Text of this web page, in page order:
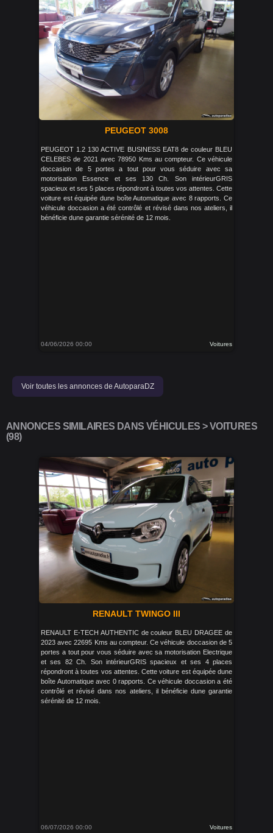
PEUGEOT 3008
PEUGEOT 1.2 130 ACTIVE BUSINESS EAT8 de couleur BLEU
CELEBES de 2021 avec 78950 Kms au compteur. Ce véhicule
doccasion de 5 portes a tout pour vous séduire avec sa
motorisation Essence et ses 130 Ch. Son intérieurGRIS
spacieux et ses 5 places répondront à toutes vos attentes. Cette
voiture est équipée dune boîte Automatique avec 8 rapports. Ce
véhicule doccasion a été contrôlé et révisé dans nos ateliers, il
bénéficie dune garantie sérénité de 12 mois.
04/06/2026 00:00 Voitures
Voir toutes les annonces de AutoparaDZ
ANNONCES SIMILAIRES DANS VÉHICULES > VOITURES
(98)
RENAULT TWINGO III
RENAULT E-TECH AUTHENTIC de couleur BLEU DRAGEE de
2023 avec 22695 Kms au compteur. Ce véhicule doccasion de 5
portes a tout pour vous séduire avec sa motorisation Electrique
et ses 82 Ch. Son intérieurGRIS spacieux et ses 4 places
répondront à toutes vos attentes. Cette voiture est équipée dune
boîte Automatique avec 0 rapports. Ce véhicule doccasion a été
contrôlé et révisé dans nos ateliers, il bénéficie dune garantie
sérénité de 12 mois.
06/07/2026 00:00 Voitures